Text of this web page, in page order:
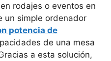
rodajes o eventos en
un simple ordenador
potencia de
de una mesa
a esta solución,